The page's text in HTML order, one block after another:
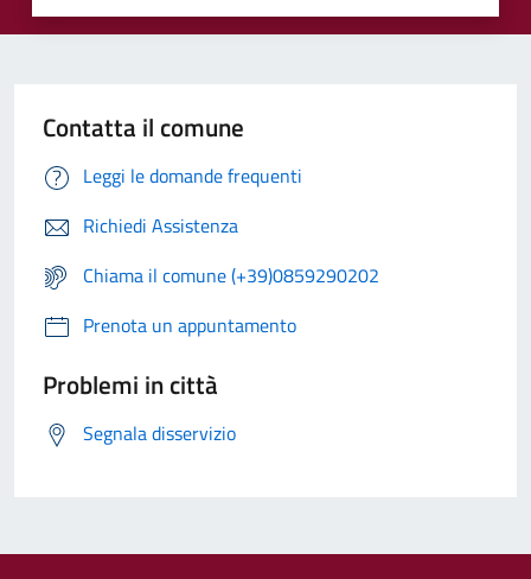
Contatta il comune
Leggi le domande frequenti
Richiedi Assistenza
Chiama il comune (+39)0859290202
Prenota un appuntamento
Problemi in città
Segnala disservizio